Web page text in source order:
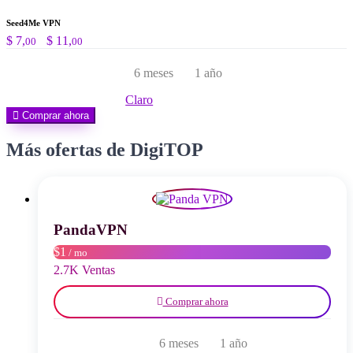
Seed4Me VPN
$ 7,00 $ 11,00
hasta
$ 11,00
6 meses
1 año
Claro
Comprar ahora
Más ofertas de DigiTOP
PandaVPN
$1 / mo
2.7K Ventas
Comprar ahora
6 meses 1 año